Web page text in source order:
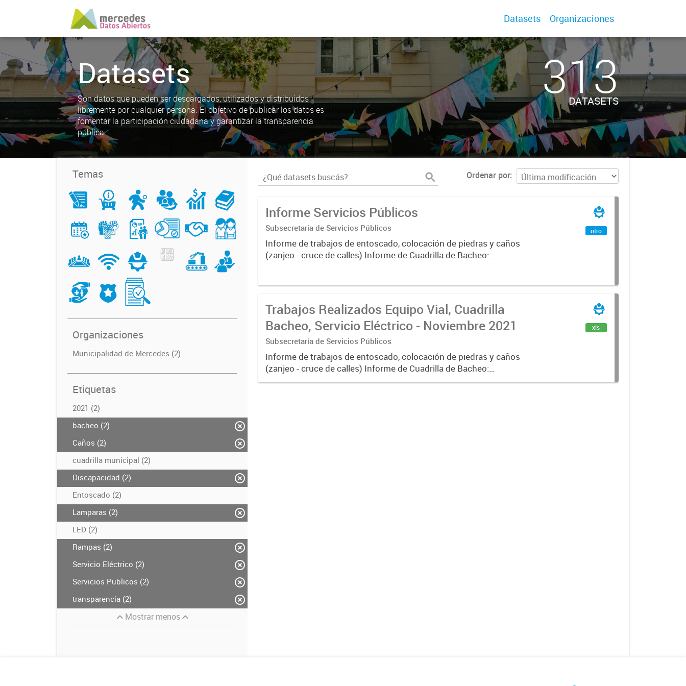
Datasets Organizaciones
Datasets
Son datos que pueden ser descargados, utilizados y distribuidos
libremente por cualquier persona. El objetivo de publicar los datos es
fomentar la participación ciudadana y garantizar la transparencia
pública.
313
DATASETS
Temas
Organizaciones
Municipalidad de Mercedes (2)
Etiquetas
2021 (2)
bacheo (2)
Caños (2)
cuadrilla municipal (2)
Discapacidad (2)
Entoscado (2)
Lamparas (2)
LED (2)
Rampas (2)
Servicio Eléctrico (2)
Servicios Publicos (2)
transparencia (2)
Mostrar menos
Ordenar por
Informe Servicios Públicos
Subsecretaría de Servicios Públicos
Informe de trabajos de entoscado, colocación de piedras y caños
(zanjeo - cruce de calles) Informe de Cuadrilla de Bacheo:
otro
Trabajos Realizados Equipo Vial, Cuadrilla
Bacheo, Servicio Eléctrico - Noviembre 2021
Subsecretaría de Servicios Públicos
Informe de trabajos de entoscado, colocación de piedras y caños
(zanjeo - cruce de calles) Informe de Cuadrilla de Bacheo:
albañilería y construcción, colocación de tapa registro,
xls